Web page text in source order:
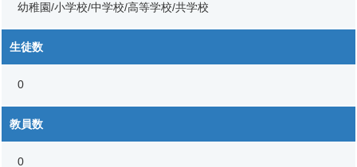
幼稚園/小学校/中学校/高等学校/共学校
生徒数
0
教員数
0